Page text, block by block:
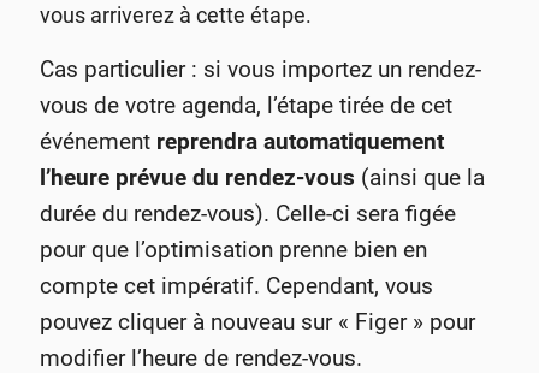
vous arriverez à cette étape.
Cas particulier : si vous importez un rendez-
vous de votre agenda, l’étape tirée de cet
événement reprendra automatiquement
l’heure prévue du rendez-vous (ainsi que la
durée du rendez-vous). Celle-ci sera figée
pour que l’optimisation prenne bien en
compte cet impératif. Cependant, vous
pouvez cliquer à nouveau sur « Figer » pour
modifier l’heure de rendez-vous.